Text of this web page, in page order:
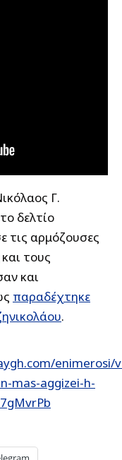
Γ.
δελτίο
τις αρμόζουσες
τους
και
παραδέχτηκε
.
enimerosi/
mas-aggizei-h-